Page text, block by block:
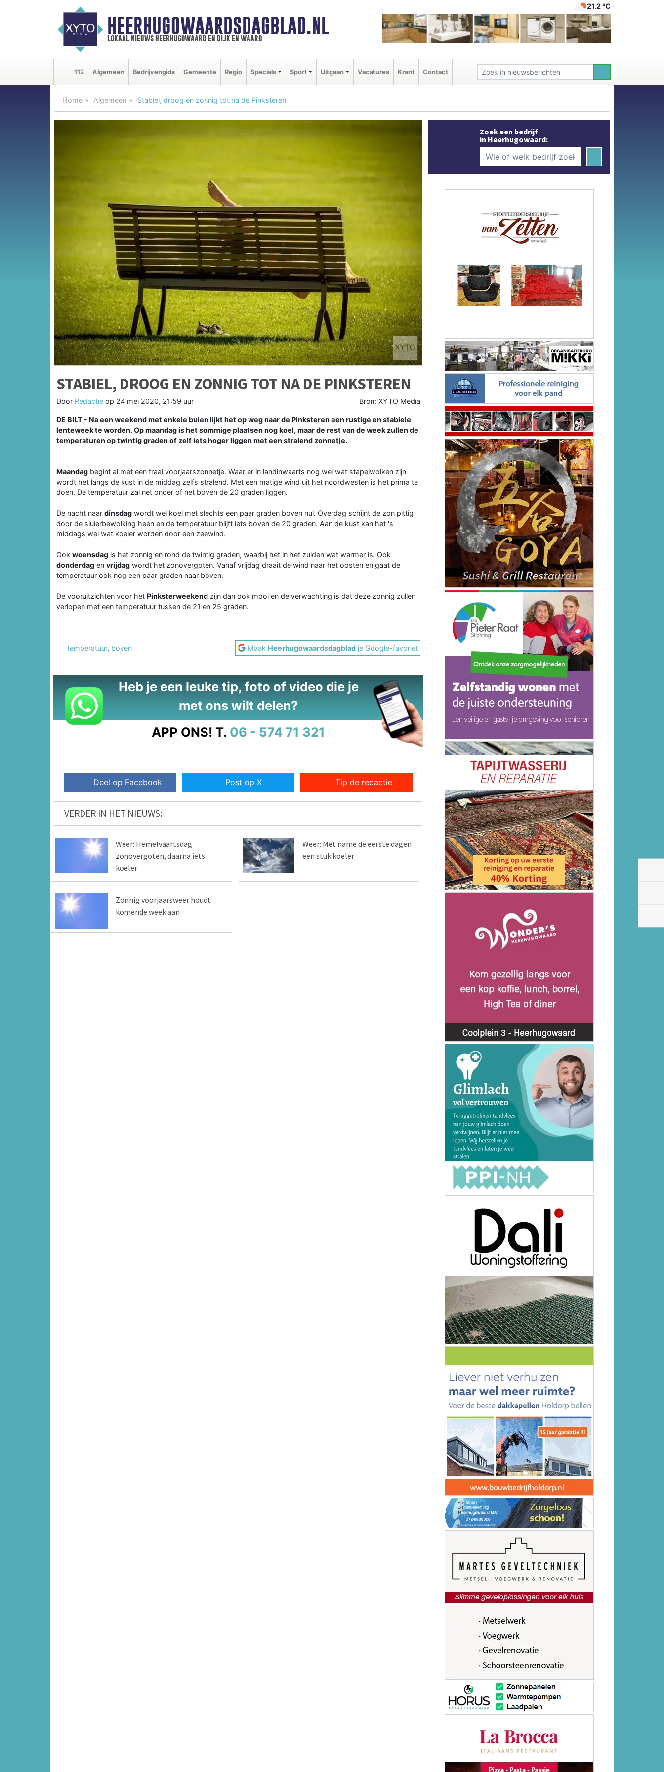
HEERHUGOWAARDSDAGBLAD.NL
lokaal nieuws heerhugowaard en dijk en waard
21.2 ℃
112 Algemeen Bedrijvengids Gemeente Regio Specials Sport Uitgaan Vacatures Krant Contact
Home Algemeen Stabiel, droog en zonnig tot na de Pinksteren
STABIEL, DROOG EN ZONNIG TOT NA DE PINKSTEREN
Door Redactie op 24 mei 2020, 21:59 uur Bron: XYTO Media
DE BILT - Na een weekend met enkele buien lijkt het op weg naar de Pinksteren een rustige en stabiele
lenteweek te worden. Op maandag is het sommige plaatsen nog koel, maar de rest van de week zullen de
temperaturen op twintig graden of zelf iets hoger liggen met een stralend zonnetje.
Maandag begint al met een fraai voorjaarszonnetje. Waar er in landinwaarts nog wel wat stapelwolken zijn
wordt het langs de kust in de middag zelfs stralend. Met een matige wind uit het noordwesten is het prima te
doen. De temperatuur zal net onder of net boven de 20 graden liggen.
De nacht naar dinsdag wordt wel koel met slechts een paar graden boven nul. Overdag schijnt de zon pittig
door de sluierbewolking heen en de temperatuur blijft iets boven de 20 graden. Aan de kust kan het 's
middags wel wat koeler worden door een zeewind.
Ook woensdag is het zonnig en rond de twintig graden, waarbij het in het zuiden wat warmer is. Ook
donderdag en vrijdag wordt het zonovergoten. Vanaf vrijdag draait de wind naar het oosten en gaat de
temperatuur ook nog een paar graden naar boven.
De vooruitzichten voor het Pinksterweekend zijn dan ook mooi en de verwachting is dat deze zonnig zullen
verlopen met een temperatuur tussen de 21 en 25 graden.
temperatuur, boven Maak Heerhugowaardsdagblad je Google-favoriet
Heb je een leuke tip, foto of video die je
met ons wilt delen?
APP ONS! T. 06 - 574 71 321
Deel op Facebook Post op X Tip de redactie
VERDER IN HET NIEUWS:
Weer: Hemelvaartsdag
zonovergoten, daarna iets
koeler
Weer: Met name de eerste dagen
een stuk koeler
Zonnig voorjaarsweer houdt
komende week aan
Zoek een bedrijf
in Heerhugowaard: